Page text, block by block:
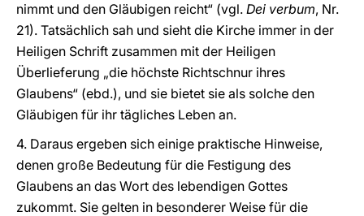
nimmt und den Gläubigen reicht“ (vgl. Dei verbum, Nr.
21). Tatsächlich sah und sieht die Kirche immer in der
Heiligen Schrift zusammen mit der Heiligen
Überlieferung „die höchste Richtschnur ihres
Glaubens“ (ebd.), und sie bietet sie als solche den
Gläubigen für ihr tägliches Leben an.
4. Daraus ergeben sich einige praktische Hinweise,
denen große Bedeutung für die Festigung des
Glaubens an das Wort des lebendigen Gottes
zukommt. Sie gelten in besonderer Weise für die